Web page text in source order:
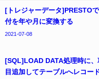
[トレジャーデータ]PRESTOで
付を年や月に変換する
2021-07-08
[SQL]LOAD DATA処理時に、
目追加してテーブルへレコー